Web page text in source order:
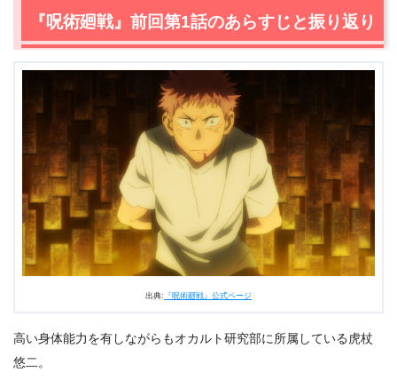
2.1呪術界最強の男・五条悟登場！
2.2選択肢
2.4
2.5 問答
こたえ
2.7 3人目
2.8 エンディング
3.呪術廻戦第2話ネタバレ・感想まとめ
『呪術廻戦』前回第1話のあらすじと振り返り
出典: 『呪術廻戦』公式ページ
高い身体能力を有しながらもオカルト研究部に所属している虎杖
悠二。